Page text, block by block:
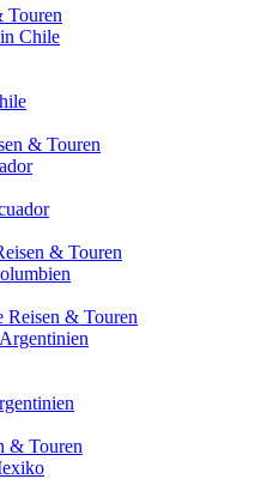
Touren
Chile
& Touren
& Touren
& Touren
& Touren